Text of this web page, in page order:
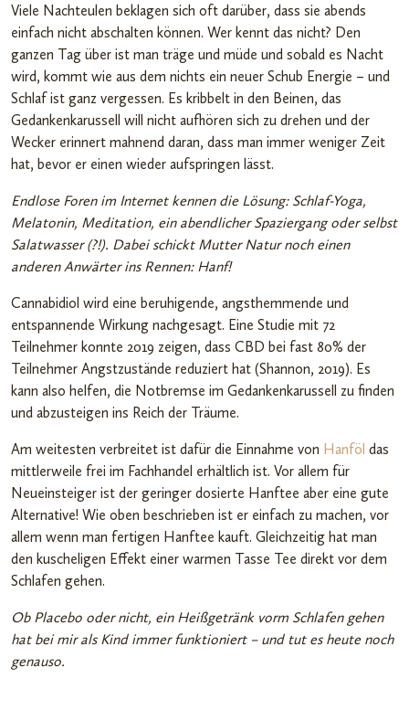
Viele Nachteulen beklagen sich oft darüber, dass sie abends
einfach nicht abschalten können. Wer kennt das nicht? Den
ganzen Tag über ist man träge und müde und sobald es Nacht
wird, kommt wie aus dem nichts ein neuer Schub Energie – und
Schlaf ist ganz vergessen. Es kribbelt in den Beinen, das
Gedankenkarussell will nicht aufhören sich zu drehen und der
Wecker erinnert mahnend daran, dass man immer weniger Zeit
hat, bevor er einen wieder aufspringen lässt.
Endlose Foren im Internet kennen die Lösung: Schlaf-Yoga,
Melatonin, Meditation, ein abendlicher Spaziergang oder selbst
Salatwasser (?!). Dabei schickt Mutter Natur noch einen
anderen Anwärter ins Rennen: Hanf!
Cannabidiol wird eine beruhigende, angsthemmende und
entspannende Wirkung nachgesagt. Eine Studie mit 72
Teilnehmer konnte 2019 zeigen, dass CBD bei fast 80% der
Teilnehmer Angstzustände reduziert hat (Shannon, 2019). Es
kann also helfen, die Notbremse im Gedankenkarussell zu finden
und abzusteigen ins Reich der Träume.
Am weitesten verbreitet ist dafür die Einnahme von Hanföl das
mittlerweile frei im Fachhandel erhältlich ist. Vor allem für
Neueinsteiger ist der geringer dosierte Hanftee aber eine gute
Alternative! Wie oben beschrieben ist er einfach zu machen, vor
allem wenn man fertigen Hanftee kauft. Gleichzeitig hat man
den kuscheligen Effekt einer warmen Tasse Tee direkt vor dem
Schlafen gehen.
Ob Placebo oder nicht, ein Heißgetränk vorm Schlafen gehen
hat bei mir als Kind immer funktioniert – und tut es heute noch
genauso.